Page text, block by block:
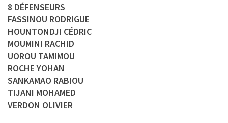
8 DÉFENSEURS
FASSINOU RODRIGUE
HOUNTONDJI CÉDRIC
MOUMINI RACHID
UOROU TAMIMOU
ROCHE YOHAN
SANKAMAO RABIOU
TIJANI MOHAMED
VERDON OLIVIER